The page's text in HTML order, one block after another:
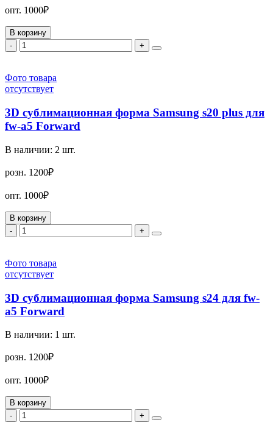
опт. 1000₽
В корзину
-
+
Фото товара
отсутствует
3D сублимационная форма Samsung s20 plus для
fw-a5 Forward
В наличии: 2 шт.
розн. 1200₽
опт. 1000₽
В корзину
-
+
Фото товара
отсутствует
3D сублимационная форма Samsung s24 для fw-
a5 Forward
В наличии: 1 шт.
розн. 1200₽
опт. 1000₽
В корзину
-
+